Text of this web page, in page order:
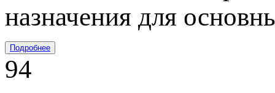
назначения для
Подробнее
94